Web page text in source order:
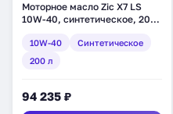
Моторное масло Zic X7 LS
10W-40, синтетическое, 200
10W-40
Синтетическое
200 л
94 235 ₽